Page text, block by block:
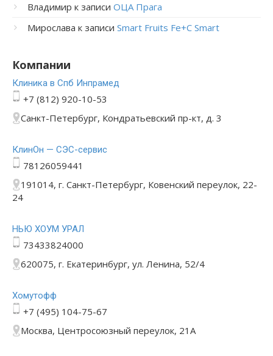
Владимир к записи ОЦА Прага
Мирослава к записи Smart Fruits Fe+C Smart
Компании
Клиника в Спб Инпрамед
+7 (812) 920-10-53
Санкт-Петербург, Кондратьевский пр-кт, д. 3
КлинОн — СЭС-сервис
78126059441
191014, г. Санкт-Петербург, Ковенский переулок, 22-
24
НЬЮ ХОУМ УРАЛ
73433824000
620075, г. Екатеринбург, ул. Ленина, 52/4
Хомутофф
+7 (495) 104-75-67
Москва, Центросоюзный переулок, 21А